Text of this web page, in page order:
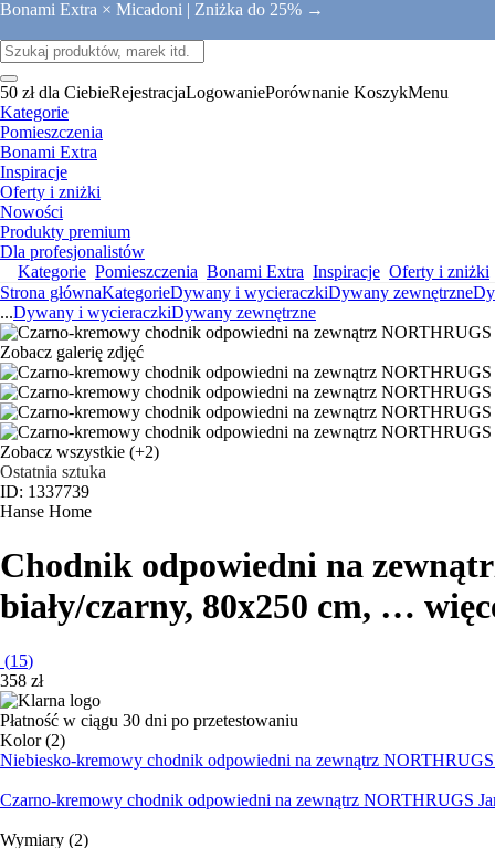
Bonami Extra × Micadoni | Zniżka do 25% →
50 zł dla CiebieRejestracjaLogowaniePorównanie KoszykMenu
Kategorie
Pomieszczenia
Bonami Extra
Inspiracje
Oferty i zniżki
Nowości
Produkty premium
Dla profesjonalistów
Kategorie Pomieszczenia Bonami Extra Inspiracje Oferty i zniżki
Strona głównaKategorieDywany i wycieraczkiDywany zewnętrzne
...Dywany i wycieraczkiDywany zewnętrzne
Zobacz galerię zdjęć
Zobacz wszystkie (+2)
Ostatnia sztuka
ID: 1337739
Hanse Home
Chodnik odpowiedni na
biały/czarny, 80x250 cm, …
(15)
358 zł
Płatność w ciągu 30 dni po przetestowaniu
Kolor (2)
Niebiesko-kremowy chodnik odpowiedni na zewnątrz
Czarno-kremowy chodnik odpowiedni na zewnątrz NORTHRUGS
Wymiary (2)